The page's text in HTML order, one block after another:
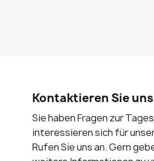
Kontaktieren Sie uns
Sie haben Fragen zur
interessieren sich für
Rufen Sie uns an. Gern